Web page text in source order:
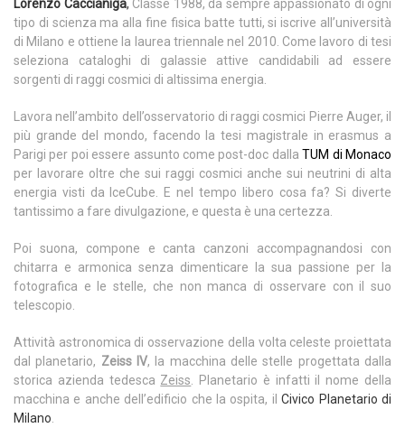
Lorenzo Caccianiga, Classe 1988, da sempre appassionato di ogni
tipo di scienza ma alla fine fisica batte tutti, si iscrive all’università
di Milano e ottiene la laurea triennale nel 2010. Come lavoro di tesi
seleziona cataloghi di galassie attive candidabili ad essere
sorgenti di raggi cosmici di altissima energia.
Lavora nell’ambito dell’osservatorio di raggi cosmici Pierre Auger, il
più grande del mondo, facendo la tesi magistrale in erasmus a
Parigi per poi essere assunto come post-doc dallaTUM di Monaco
per lavorare oltre che sui raggi cosmici anche sui neutrini di alta
energia visti da IceCube. E nel tempo libero cosa fa? Si diverte
tantissimo a fare divulgazione, e questa è una certezza.
Poi suona, compone e canta canzoni accompagnandosi con
chitarra e armonica senza dimenticare la sua passione per la
fotografica e le stelle, che non manca di osservare con il suo
telescopio.
Attività astronomica di osservazione della volta celeste proiettata
dal planetario, Zeiss IV, la macchina delle stelle progettata dalla
storica azienda tedesca Zeiss. Planetario è infatti il nome della
macchina e anche dell’edificio che la ospita, ilCivico Planetario di
Milano.